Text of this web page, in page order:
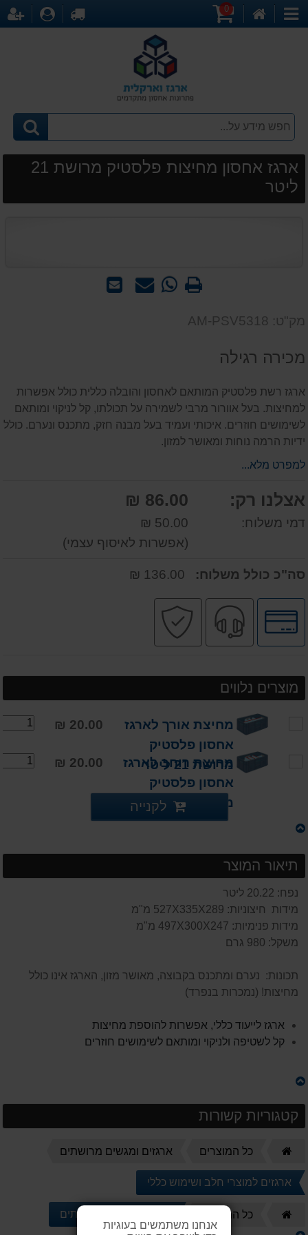
אנחנו משתמשים בעוגיות
קטגוריות
0
לקופה
ארגז אחסון מחיצות פלסטיק מרושת 21
ליטר
שלח
שאל WhatsApp
אותנו
מק"ט: AM-PSV5318
מכירה רגילה
ארגז רשת פלסטיק המותאם לאחסון והובלה כללית כולל אפשרות
למחיצות. בעל אוורור מרבי לשמירה על תכולתו, קל לניקוי ומותאם
לשימושים חוזרים. איכותי ועמיד בעל מבנה חזק, מתכנס ונערם. כולל
ידיות הרמה נוחות ומאושר למזון.
למפרט מלא...
אצלנו רק: 86.00 ₪
דמי משלוח:
50.00 ₪
(אפשרות לאיסוף עצמי)
סה"כ כולל משלוח:
לחץ
לאפשרויות
תשלומים
שירות
מקצועי
מוצרים נלווים
מחיצת אורך לארגז
אחסון פלסטיק
מרושת 21 ליטר
20.00 ₪
מחיצת רוחב לארגז
אחסון פלסטיק
מרושת 21 ליטר
20.00 ₪
לקנייה
תיאור המוצר
נפח: 20.22 ליטר
מידות חיצוניות: 527X335X289 מ"מ
מידות פנימיות: 497X300X247 מ"מ
משקל: 980 גרם
תכונות: נערם ומתכנס בקבוצה, מאושר מזון, הארגז אינו כולל
מחיצות! (נמכרות בנפרד)
ארגז לייעוד כללי, אפשרות להוספת מחיצות
קל לשטיפה ולניקוי ומותאם לשימושים חוזרים
קטגוריות קשורות
כל המוצרים ארגזים ומגשים מרושתים
ארגזים למוצרי חלב ושימוש כללי
כל המוצרים ארגזים ומגשים מרושתים